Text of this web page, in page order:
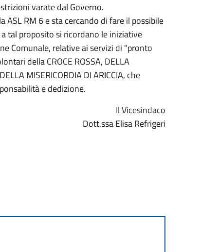
varate dal Governo.
RM 6 e sta cercando di fare il possibile
tal proposito si ricordano le iniziative
Comunale, relative ai servizi di "pronto
della CROCE ROSSA, DELLA
MISERICORDIA DI ARICCIA, che
e dedizione.
Il Vicesindaco
Dott.ssa Elisa Refrigeri